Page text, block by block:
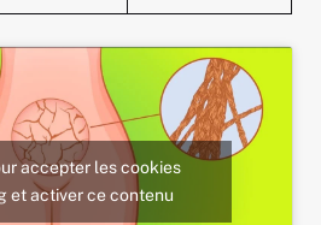
accepter les cookies
et activer ce contenu